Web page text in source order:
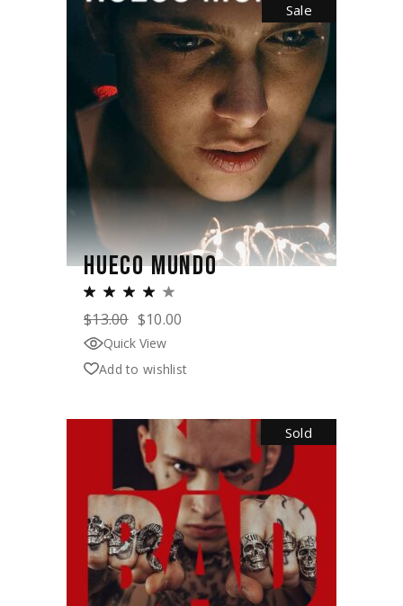
Sale
HUECO MUNDO
$13.00 $10.00
Quick View
Add to wishlist
Sold